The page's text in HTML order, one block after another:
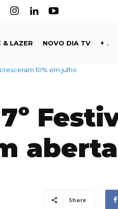
& LAZER NOVO DIA TV +
de tempo em todo o estado
10% em julho
Share